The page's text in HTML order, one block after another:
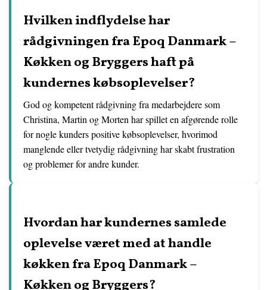
Hvilken indflydelse har
rådgivningen fra Epoq Danmark –
Køkken og Bryggers haft på
kundernes købsoplevelser?
God og kompetent rådgivning fra medarbejdere som
Christina, Martin og Morten har spillet en afgørende rolle
for nogle kunders positive købsoplevelser, hvorimod
manglende eller tvetydig rådgivning har skabt frustration
og problemer for andre kunder.
Hvordan har kundernes samlede
oplevelse været med at handle
køkken fra Epoq Danmark –
Køkken og Bryggers?